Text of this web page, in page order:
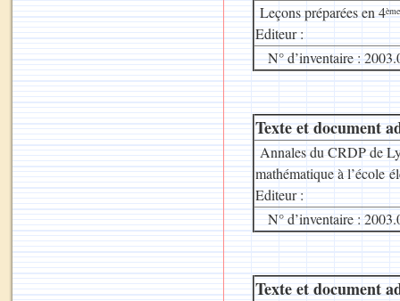
Leçons préparées en 4ème
Editeur :
N° d’inventaire :
Texte et document
Annales du CRDP de
mathématique à l’école
Editeur :
N° d’inventaire :
Texte et document